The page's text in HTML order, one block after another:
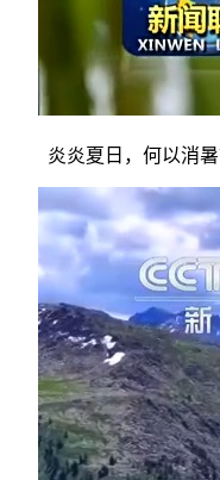
炎炎夏日，何以消暑？